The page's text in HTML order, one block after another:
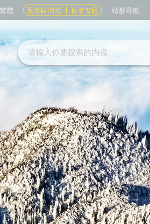
繁體 无障碍浏览 长者专区 站群导航